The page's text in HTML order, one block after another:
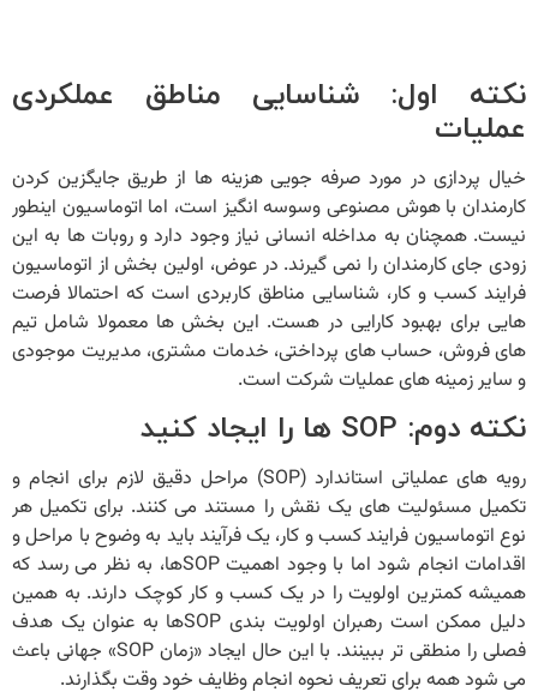
نکته اول: شناسایی مناطق عملکردی
عملیات
خیال پردازی در مورد صرفه جویی هزینه ها از طریق جایگزین کردن
کارمندان با هوش مصنوعی وسوسه انگیز است، اما اتوماسیون اینطور
نیست. همچنان به مداخله انسانی نیاز وجود دارد و روبات ‌ها به این
زودی جای کارمندان را نمی ‌گیرند. در عوض، اولین بخش از اتوماسیون
فرایند کسب و کار، شناسایی مناطق کاربردی است که احتمالا فرصت
هایی برای بهبود کارایی در هست. این بخش ها معمولا شامل تیم
های فروش، حساب های پرداختی، خدمات مشتری، مدیریت موجودی
و سایر زمینه های عملیات شرکت است.
نکته دوم: SOP ها را ایجاد کنید
رویه ‌های عملیاتی استاندارد (SOP) مراحل دقیق لازم برای انجام و
تکمیل مسئولیت ‌های یک نقش را مستند می ‌کنند. برای تکمیل هر
نوع اتوماسیون فرایند کسب و کار، یک فرآیند باید به وضوح با مراحل و
اقدامات انجام شود اما با وجود اهمیت SOPها، به نظر می رسد که
همیشه کمترین اولویت را در یک کسب و کار کوچک دارند. به همین
دلیل ممکن است رهبران اولویت بندی SOPها به عنوان یک هدف
فصلی را منطقی تر ببینند. با این حال ایجاد «زمان SOP» جهانی باعث
می شود همه برای تعریف نحوه انجام وظایف خود وقت بگذارند.